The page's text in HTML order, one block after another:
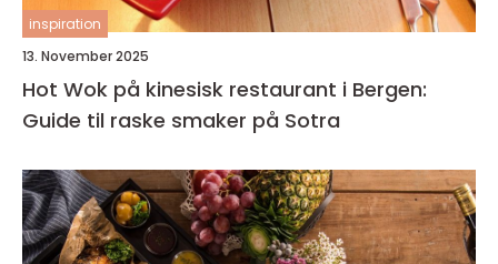
inspiration
13. November 2025
Hot Wok på kinesisk restaurant i Bergen:
Guide til raske smaker på Sotra